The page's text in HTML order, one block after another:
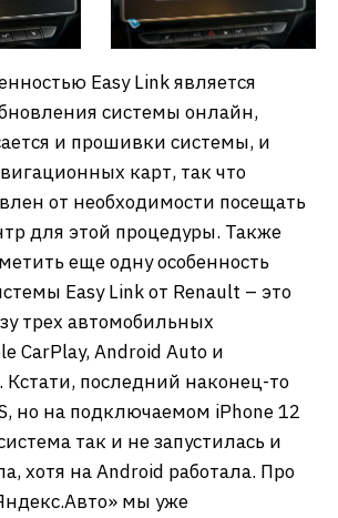
Easy Link является
системы онлайн,
и прошивки системы, и
карт, так что
от необходимости посещать
для этой процедуры. Также
еще одну особенность
Easy Link от Renault – это
трех автомобильных
CarPlay, Android Auto и
Кстати, последний наконец-то
но на подключаемом iPhone 12
так и не запустилась и
хотя на Android работала. Про
мы уже